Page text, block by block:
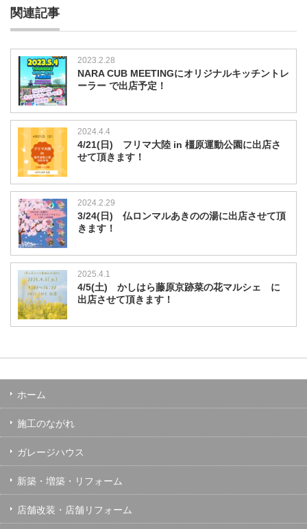
関連記事
2023.2.28
NARA CUB MEETINGにオリジナルキッチントレ
ーラー で出店予定！
2024.4.4
4/21(日) フリマ大陸 in 橿原運動公園に出店さ
せて頂きます！
2024.2.29
3/24(日) 仏ロンマルあきのの湯に出店させて頂
きます！
2025.4.1
4/5(土) かしはら藤原京跡菜の花マルシェ に
出店させて頂きます！
ホーム
施工のながれ
ガレージハウス
新築・増築・リフォーム
店舗改装・店舗リフォーム